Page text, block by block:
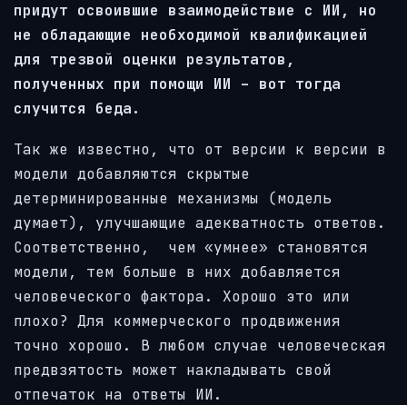
придут освоившие взаимодействие с ИИ, но
не обладающие необходимой квалификацией
для трезвой оценки результатов,
полученных при помощи ИИ – вот тогда
случится беда.
Так же известно, что от версии к версии в
модели добавляются скрытые
детерминированные механизмы (модель
думает), улучшающие адекватность ответов.
Соответственно, чем «умнее» становятся
модели, тем больше в них добавляется
человеческого фактора. Хорошо это или
плохо? Для коммерческого продвижения
точно хорошо. В любом случае человеческая
предвзятость может накладывать свой
отпечаток на ответы ИИ.